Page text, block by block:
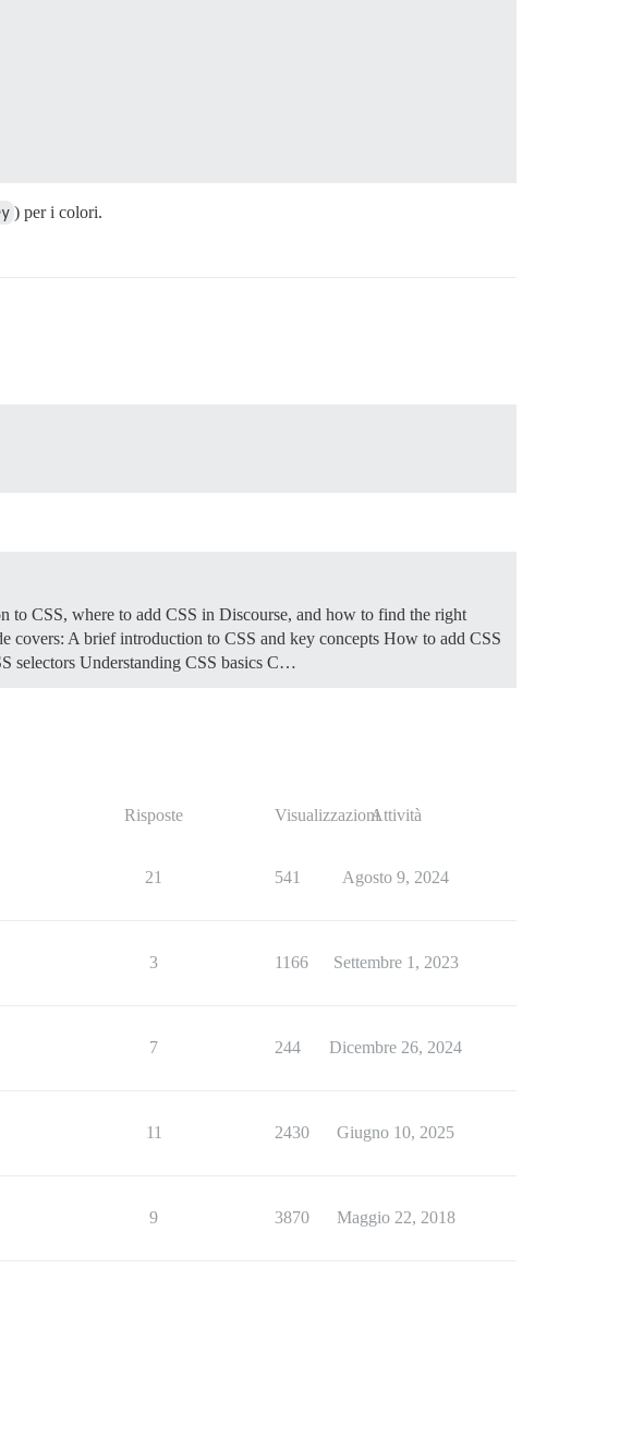
) per i colori.
to CSS, where to add CSS in Discourse, and how to find the right
covers: A brief introduction to CSS and key concepts How to add CSS
selectors Understanding CSS basics C…
Risposte VisualizzazioniAttività
21 541 Agosto 9, 2024
3 1166 Settembre 1, 2023
7 244 Dicembre 26, 2024
11 2430 Giugno 10, 2025
9 3870 Maggio 22, 2018